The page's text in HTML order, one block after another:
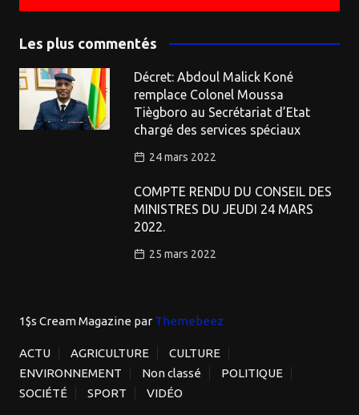
Les plus commentés
Décret: Abdoul Malick Koné
remplace Colonel Moussa
Tiègboro au Secrétariat d’Etat
chargé des services spéciaux
24 mars 2022
COMPTE RENDU DU CONSEIL DES
MINISTRES DU JEUDI 24 MARS
2022.
25 mars 2022
1$s Cream Magazine par Themebeez
ACTU AGRICULTURE
CULTURE
ENVIRONNEMENT
Non classé
POLITIQUE
SOCIÉTÉ
SPORT VIDÉO